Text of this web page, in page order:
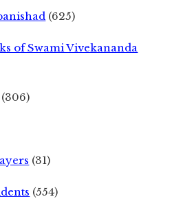
(625)
of Swami Vivekananda
(306)
(31)
(554)